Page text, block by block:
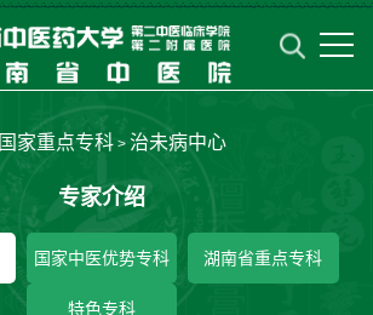
国家重点专科> 治未病中心
专家介绍
国家中医优势专科 湖南省重点专科
特色专科